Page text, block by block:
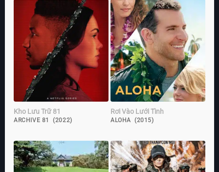
Kho Lưu Trữ 81
ARCHIVE 81 (2022)
Rơi Vào Lưới Tình
ALOHA (2015)